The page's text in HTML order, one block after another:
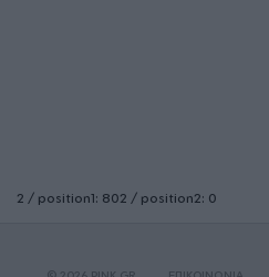
2 / position1: 802 / position2: 0